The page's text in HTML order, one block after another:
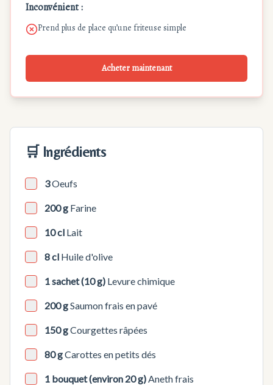
Inconvénient :
Prend plus de place qu’une friteuse simple
Acheter maintenant
🛒 Ingrédients
3Oeufs
200 g Farine
10 cl Lait
8 cl Huile d'olive
1 sachet (10 g) Levure chimique
200 gSaumon frais en pavé
150 gCourgettes râpées
80 gCarottes en petits dés
1 bouquet (environ 20 g)Aneth frais